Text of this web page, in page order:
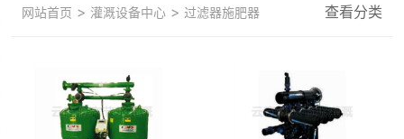
网站首页 > 灌溉设备中心 > 过滤器施肥器 查看分类